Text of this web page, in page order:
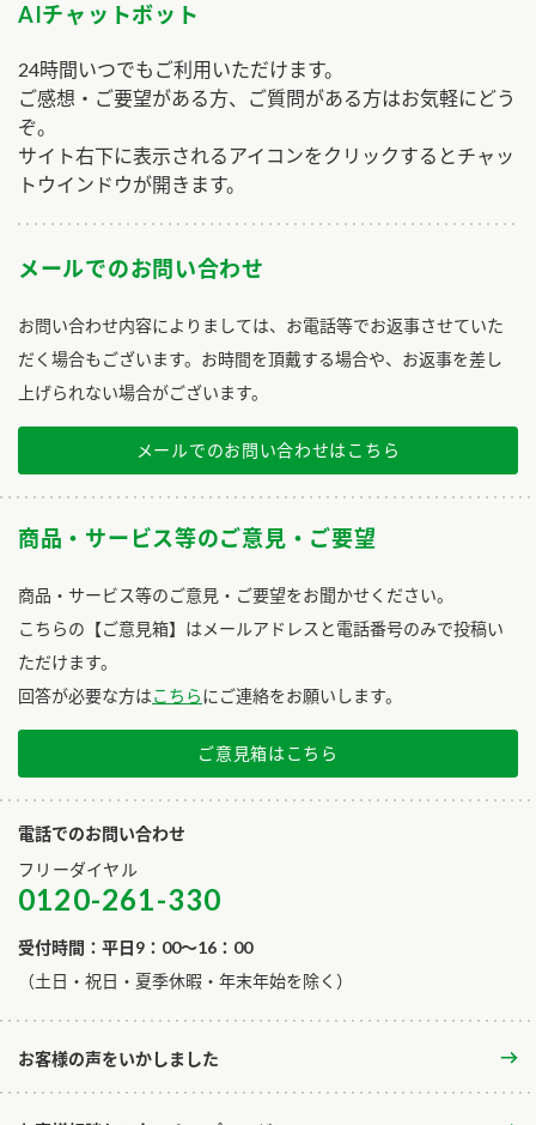
AIチャットボット
24時間いつでもご利用いただけます。
ご感想・ご要望がある方、ご質問がある方はお気軽にどう
ぞ。
サイト右下に表示されるアイコンをクリックするとチャッ
トウインドウが開きます。
メールでのお問い合わせ
お問い合わせ内容によりましては、お電話等でお返事させていた
だく場合もございます。お時間を頂戴する場合や、お返事を差し
上げられない場合がございます。
メールでのお問い合わせはこちら
商品・サービス等のご意見・ご要望
商品・サービス等のご意見・ご要望をお聞かせください。
こちらの【ご意見箱】はメールアドレスと電話番号のみで投稿い
ただけます。
回答が必要な方はこちらにご連絡をお願いします。
ご意見箱はこちら
電話でのお問い合わせ
フリーダイヤル
0120-261-330
受付時間：平日9：00～16：00
​（土日・祝日・夏季休暇・年末年始を除く）
お客様の声をいかしました